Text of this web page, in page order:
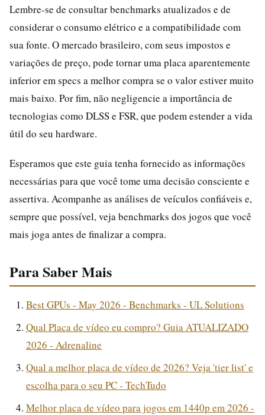
Lembre-se de consultar benchmarks atualizados e de
considerar o consumo elétrico e a compatibilidade com
sua fonte. O mercado brasileiro, com seus impostos e
variações de preço, pode tornar uma placa aparentemente
inferior em specs a melhor compra se o valor estiver muito
mais baixo. Por fim, não negligencie a importância de
tecnologias como DLSS e FSR, que podem estender a vida
útil do seu hardware.
Esperamos que este guia tenha fornecido as informações
necessárias para que você tome uma decisão consciente e
assertiva. Acompanhe as análises de veículos confiáveis e,
sempre que possível, veja benchmarks dos jogos que você
mais joga antes de finalizar a compra.
Para Saber Mais
Best GPUs - May 2026 - Benchmarks - UL Solutions
Qual Placa de vídeo eu compro? Guia ATUALIZADO
2026 - Adrenaline
Qual a melhor placa de vídeo de 2026? Veja 'tier list' e
escolha para o seu PC - TechTudo
Melhor placa de vídeo para jogos em 1440p em 2026 -